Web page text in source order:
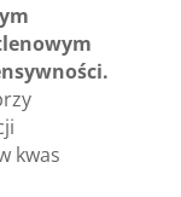
kwas